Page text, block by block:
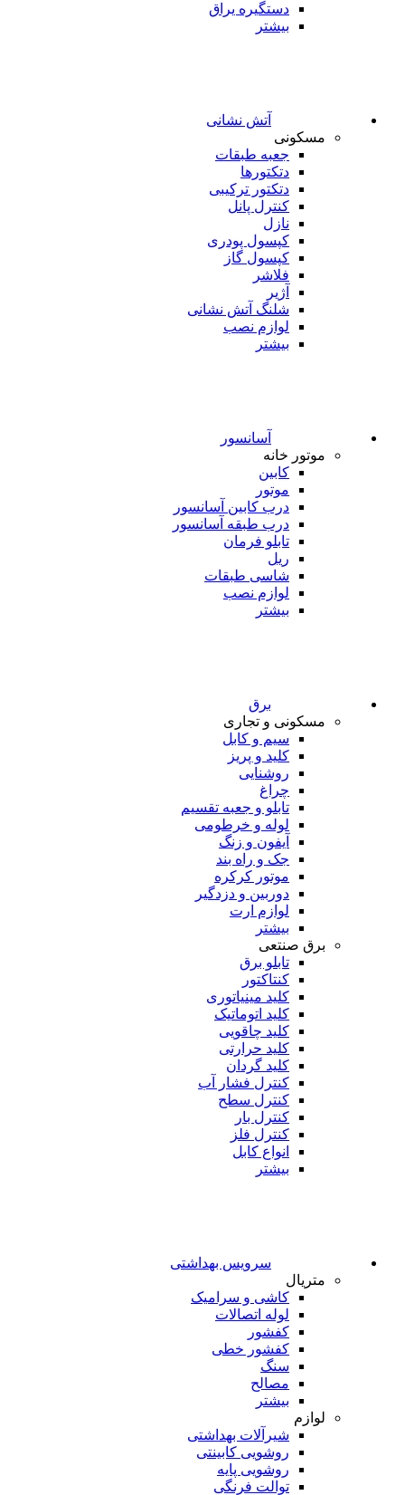
دستگیره یراق
بیشتر
آتش نشانی
مسکونی
جعبه طبقات
دتکتورها
دتکتور ترکیبی
کنترل پانل
نازل
کپسول پودری
کپسول گاز
فلاشر
آژیر
شلنگ آتش نشانی
لوازم نصب
بیشتر
آسانسور
موتور خانه
کابین
موتور
درب کابین آسانسور
درب طبقه آسانسور
تابلو فرمان
ریل
شاسی طبقات
لوازم نصب
بیشتر
برق
مسکونی و تجاری
سیم و کابل
کلید و پریز
روشنایی
چراغ
تابلو و جعبه تقسیم
لوله و خرطومی
آیفون و زنگ
جک و راه بند
موتور کرکره
دوربین و دزدگیر
لوازم ارت
بیشتر
برق صنتعی
تابلو برق
کنتاکتور
کلید مینیاتوری
کلید اتوماتیک
کلید چاقویی
کلید حرارتی
کلید گردان
کنترل فشار آب
کنترل سطح
کنترل بار
کنترل فلز
انواع کابل
بیشتر
سرویس بهداشتی
متریال
کاشی و سرامیک
لوله اتصالات
کفشور
کفشور خطی
سنگ
مصالح
بیشتر
لوازم
شیرآلات بهداشتی
روشویی کابینتی
روشویی پایه
توالت فرنگی